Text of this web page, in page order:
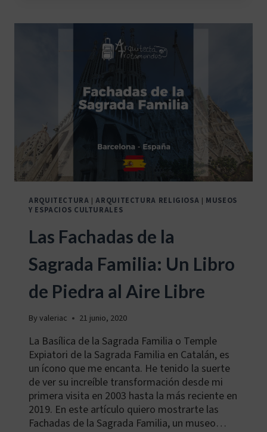
BOSQUE
EN
BARCELONA
ARQUITECTURA |ARQUITECTURA RELIGIOSA | MUSEOS
Y ESPACIOS CULTURALES
Las Fachadas de la
Sagrada Familia: Un Libro
de Piedra al Aire Libre
Byvaleriac 21 junio, 2020
La Basílica de la Sagrada Familia o Temple
Expiatori de la Sagrada Familia en Catalán, es
un ícono que me encanta. He tenido la suerte
de ver su increíble transformación desde mi
primera visita en 2003 hasta la más reciente en
2019. En este artículo quiero mostrarte las
Fachadas de la Sagrada Familia, un museo…